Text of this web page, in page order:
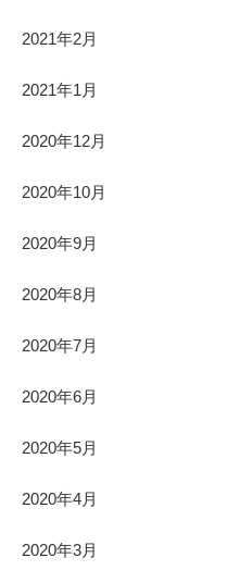
2021年2月
2021年1月
2020年12月
2020年10月
2020年9月
2020年8月
2020年7月
2020年6月
2020年5月
2020年4月
2020年3月